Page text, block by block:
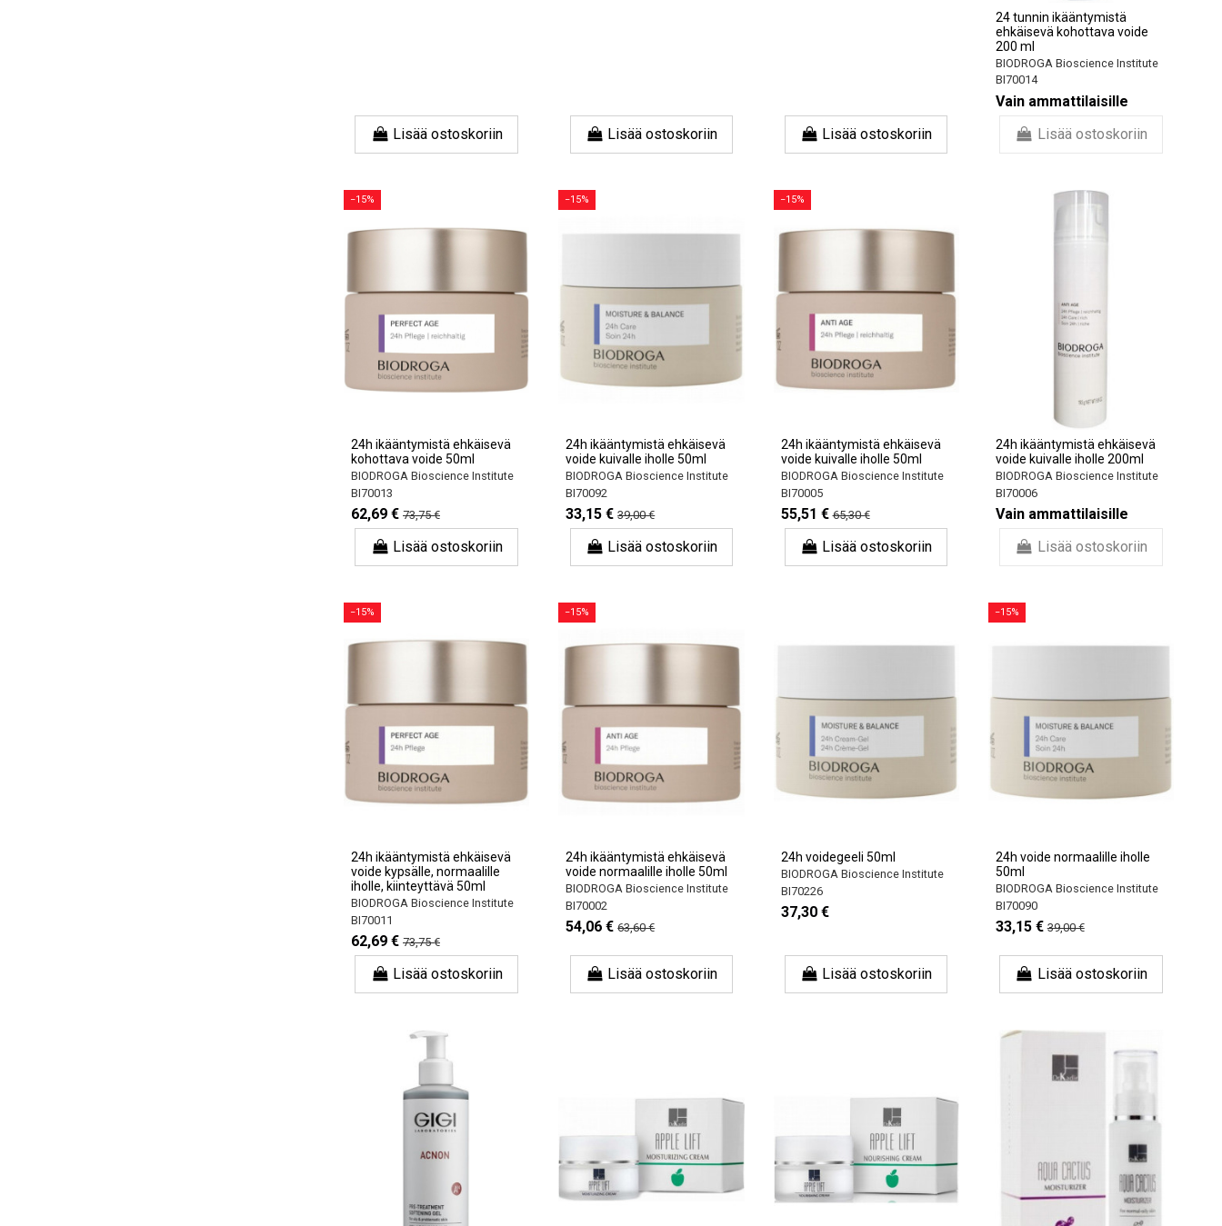
Lisää ostoskoriin Lisää ostoskoriin Lisää ostoskoriin
24 tunnin ikääntymistä
ehkäisevä kohottava voide
200 ml
BIODROGA Bioscience Institute
BI70014
Vain ammattilaisille
Lisää ostoskoriin
−15%
24h ikääntymistä ehkäisevä
kohottava voide 50ml
BIODROGA Bioscience Institute
BI70013
62,69 € 73,75 €
Lisää ostoskoriin
−15%
24h ikääntymistä ehkäisevä
voide kuivalle iholle 50ml
BIODROGA Bioscience Institute
BI70092
33,15 € 39,00 €
Lisää ostoskoriin
−15%
24h ikääntymistä ehkäisevä
voide kuivalle iholle 50ml
BIODROGA Bioscience Institute
BI70005
55,51 € 65,30 €
Lisää ostoskoriin
24h ikääntymistä ehkäisevä
voide kuivalle iholle 200ml
BIODROGA Bioscience Institute
BI70006
Vain ammattilaisille
Lisää ostoskoriin
−15%
24h ikääntymistä ehkäisevä
voide kypsälle, normaalille
iholle, kiinteyttävä 50ml
BIODROGA Bioscience Institute
BI70011
62,69 € 73,75 €
Lisää ostoskoriin
−15%
24h ikääntymistä ehkäisevä
voide normaalille iholle 50ml
BIODROGA Bioscience Institute
BI70002
54,06 € 63,60 €
Lisää ostoskoriin
24h voidegeeli 50ml
BIODROGA Bioscience Institute
BI70226
37,30 €
Lisää ostoskoriin
−15%
24h voide normaalille iholle
50ml
BIODROGA Bioscience Institute
BI70090
33,15 € 39,00 €
Lisää ostoskoriin